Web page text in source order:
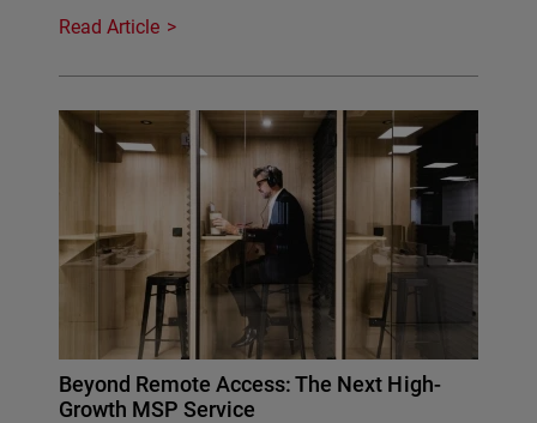
Read Article
Beyond Remote Access: The Next High-
Growth MSP Service